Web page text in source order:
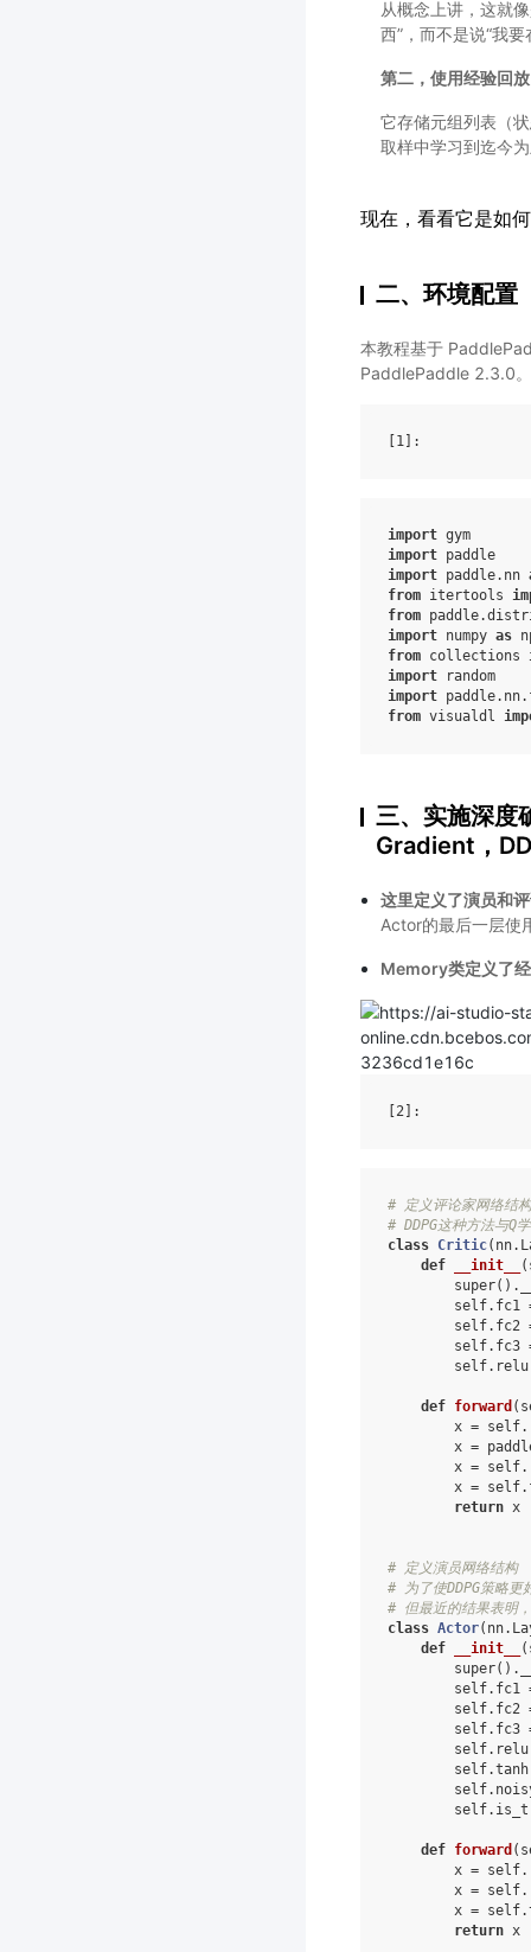
从概念上讲，这就
西”，而不是说“我
第二，使用经验回
它存储元组列表（
取样中学习到迄今
现在，看看它是如
二、环境配置
本教程基于
PaddlePaddle 2.3.0。
[1]
import gym
import paddle
import paddle.nn
from itertools
from
import numpy as
from collections
import
random
import
from visualdl
三、实施深
Gradient，
这里定义了演员和
Actor的最后一层使
Memory类定义了
[2]
# 定义评论家网络结构
# DDPG这种方法与Q
class Critic( nn.
def
__init__ (
super() .
self. fc1
self. fc2
self. fc3
self. relu
def forward (
x = self.
x =
x = self.
x = self.
return x
# 定义演员网络结构
# 为了使DDPG策略更
# 但最近的结果表明
class Actor( nn.
def
__init__ (
super() .
self. fc1
self. fc2
self. fc3
self. relu
self.tanh
self.
self.
def forward (
x = self.
x = self.
x = self.
return x